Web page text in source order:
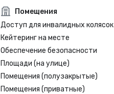
Помещения
Доступ для инвалидных колясок
Кейтеринг на месте
Обеспечение безопасности
Площади (на улице)
Помещения (полузакрытые)
Помещения (приватные)